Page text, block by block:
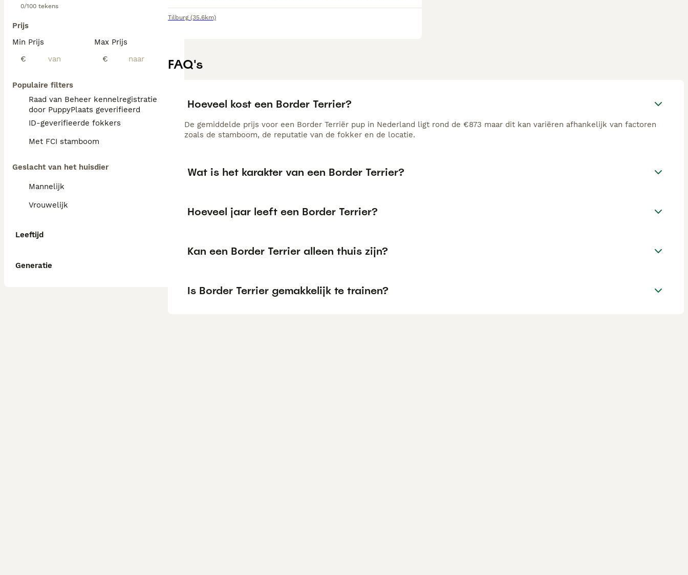
0/100 tekens
Prijs
Min Prijs
€
Max Prijs
€
Populaire filters
Raad van Beheer kennelregistratie
door PuppyPlaats geverifieerd
ID-geverifieerde fokkers
Met FCI stamboom
Geslacht van het huisdier
Mannelijk
Vrouwelijk
Leeftijd
Generatie
Tilburg (35.6km)
FAQ's
Hoeveel kost een Border Terrier?
De gemiddelde prijs voor een Border Terriër pup in Nederland ligt rond de €873 maar dit kan variëren afhankelijk van factoren
zoals de stamboom, de reputatie van de fokker en de locatie.
Wat is het karakter van een Border Terrier?
Hoeveel jaar leeft een Border Terrier?
Kan een Border Terrier alleen thuis zijn?
Is Border Terrier gemakkelijk te trainen?